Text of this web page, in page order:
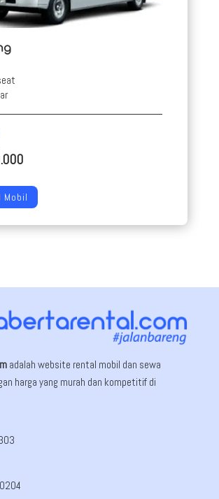
Mobil
adalah website rental mobil dan sewa
harga yang murah dan kompetitif di